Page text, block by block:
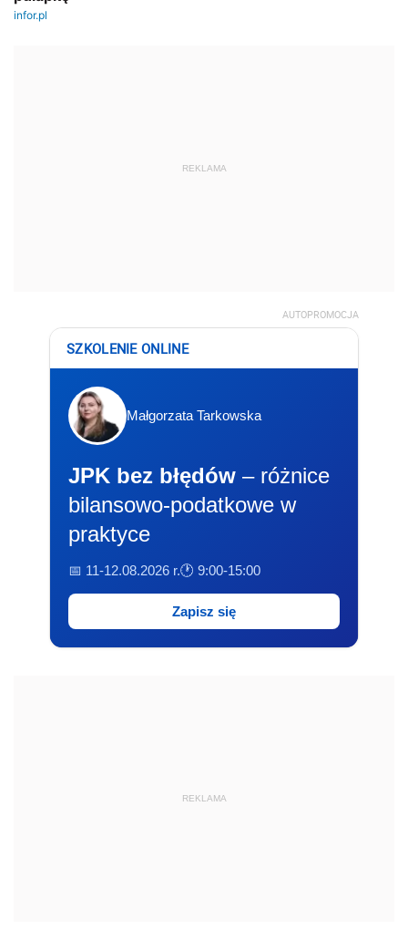
REKLAMA
AUTOPROMOCJA
SZKOLENIE ONLINE
Małgorzata Tarkowska
JPK bez błędów – różnice
bilansowo-podatkowe w
praktyce
📅 11-12.08.2026 r.🕐 9:00-15:00
Zapisz się
REKLAMA